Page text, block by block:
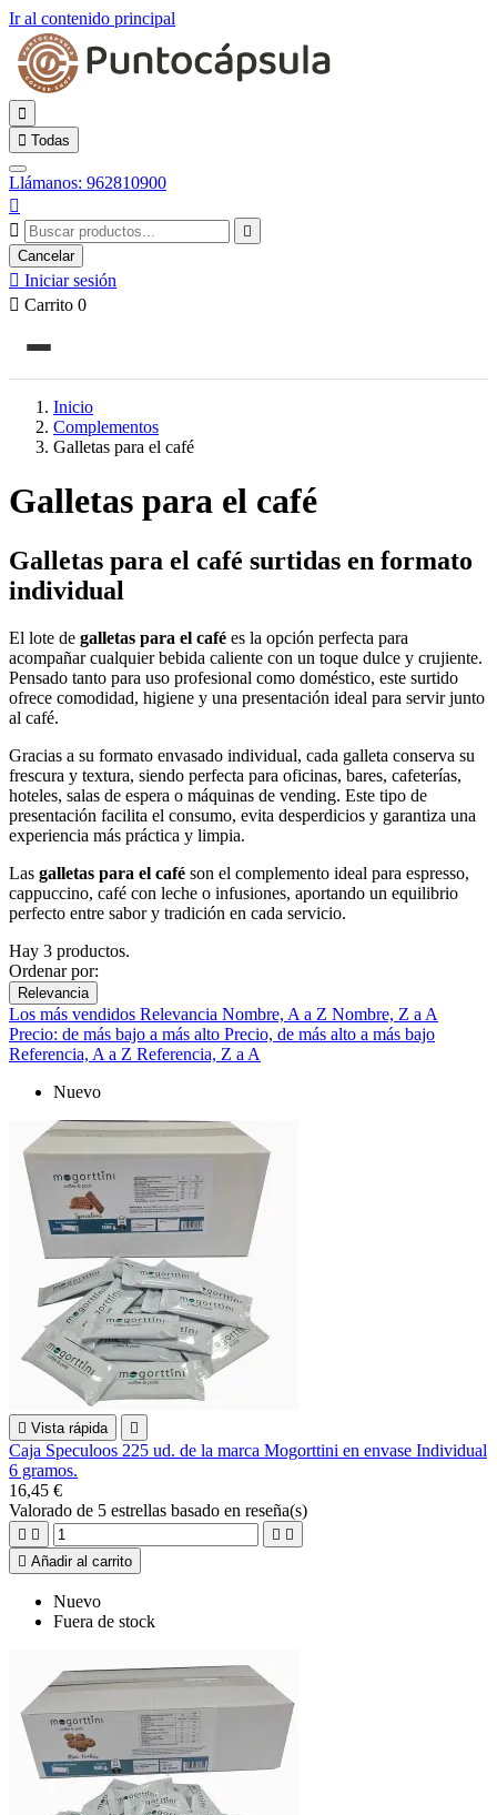
Ir al contenido principal

 Todas
Llámanos: 962810900



Cancelar
 Iniciar sesión
 Carrito 0
Inicio
Complementos
Galletas para el café
Galletas para el café
Galletas para el café surtidas en formato
individual
El lote de galletas para el café es la opción perfecta para
acompañar cualquier bebida caliente con un toque dulce y crujiente.
Pensado tanto para uso profesional como doméstico, este surtido
ofrece comodidad, higiene y una presentación ideal para servir junto
al café.
Gracias a su formato envasado individual, cada galleta conserva su
frescura y textura, siendo perfecta para oficinas, bares, cafeterías,
hoteles, salas de espera o máquinas de vending. Este tipo de
presentación facilita el consumo, evita desperdicios y garantiza una
experiencia más práctica y limpia.
Las galletas para el café son el complemento ideal para espresso,
cappuccino, café con leche o infusiones, aportando un equilibrio
perfecto entre sabor y tradición en cada servicio.
Hay 3 productos.
Ordenar por:
Relevancia
Los más vendidos Relevancia Nombre, A a Z Nombre, Z a A
Precio: de más bajo a más alto Precio, de más alto a más bajo
Referencia, A a Z Referencia, Z a A
Nuevo
 Vista rápida 
Caja Speculoos 225 ud. de la marca Mogorttini en envase Individual
6 gramos.
16,45 €
Valorado de 5 estrellas basado en reseña(s)
   
 Añadir al carrito
Nuevo
Fuera de stock